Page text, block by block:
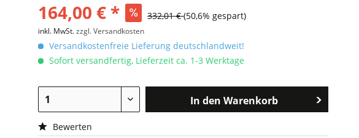
164,00 € * 332,01 €(50,6% gespart)
inkl. MwSt.zzgl. Versandkosten
Versandkostenfreie Lieferung deutschlandweit!
Sofort versandfertig, Lieferzeit ca. 1-3 Werktage
In den Warenkorb
Bewerten